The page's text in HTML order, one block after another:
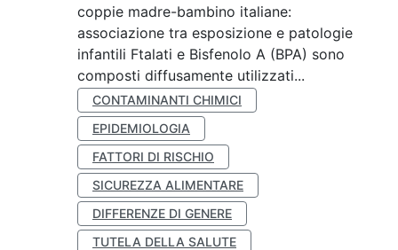
coppie madre-bambino italiane:
associazione tra esposizione e patologie
infantili Ftalati e Bisfenolo A (BPA) sono
composti diffusamente utilizzati...
CONTAMINANTI CHIMICI
EPIDEMIOLOGIA
FATTORI DI RISCHIO
SICUREZZA ALIMENTARE
DIFFERENZE DI GENERE
TUTELA DELLA SALUTE